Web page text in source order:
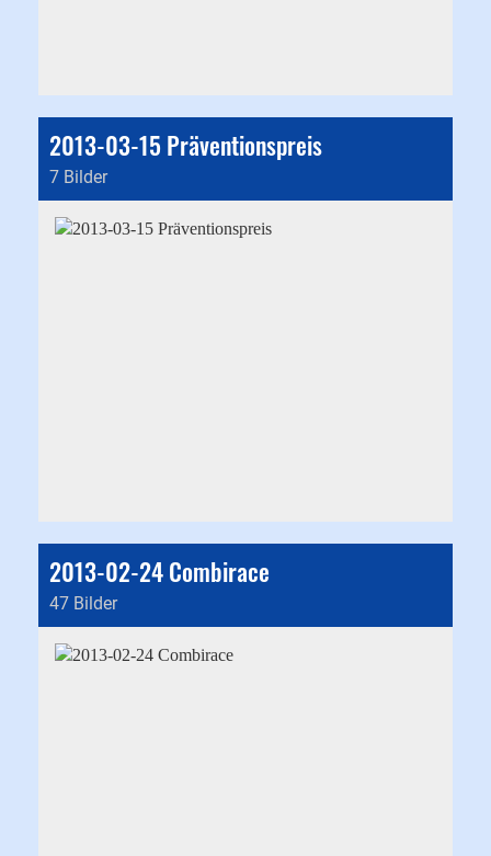
2013-03-15 Präventionspreis
7 Bilder
2013-02-24 Combirace
47 Bilder